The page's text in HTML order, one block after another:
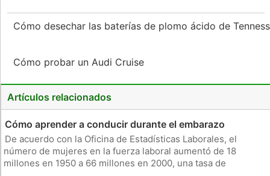
Cómo desechar las baterías de plomo ácido de
Cómo probar un Audi Cruise
Artículos relacionados
Cómo aprender a conducir durante el embarazo
De acuerdo con la Oficina de Estadísticas Laborales, el
número de mujeres en la fuerza laboral aumentó de 18
millones en 1950 a 66 millones en 2000, una tasa de